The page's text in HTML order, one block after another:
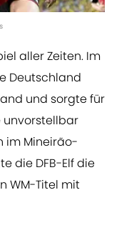
aller Zeiten. Im
Deutschland
und sorgte für
unvorstellbar
im Mineirão-
die DFB-Elf die
WM-Titel mit